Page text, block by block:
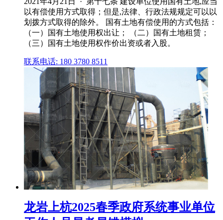
以有偿使用方式取得；但是,法律、行政法规规定可以以
划拨方式取得的除外。 国有土地有偿使用的方式包括：
（一）国有土地使用权出让； （二）国有土地租赁；
（三）国有土地使用权作价出资或者入股。
联系电话: 180 3780 8511
龙岩上杭2025春季政府系统事业单位